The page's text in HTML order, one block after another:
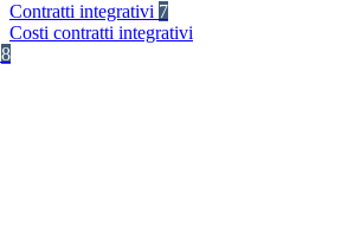
Contratti integrativi 7
Costi contratti integrativi
8